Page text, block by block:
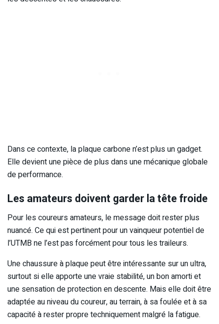
Dans ce contexte, la plaque carbone n’est plus un gadget.
Elle devient une pièce de plus dans une mécanique globale
de performance.
Les amateurs doivent garder la tête froide
Pour les coureurs amateurs, le message doit rester plus
nuancé. Ce qui est pertinent pour un vainqueur potentiel de
l’UTMB ne l’est pas forcément pour tous les traileurs.
Une chaussure à plaque peut être intéressante sur un ultra,
surtout si elle apporte une vraie stabilité, un bon amorti et
une sensation de protection en descente. Mais elle doit être
adaptée au niveau du coureur, au terrain, à sa foulée et à sa
capacité à rester propre techniquement malgré la fatigue.